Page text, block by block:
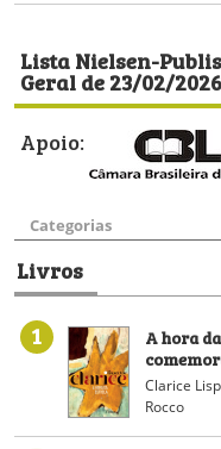
Lista Nielsen-
Geral de 23/02/
Apoio:
Categorias
Livros
1
A hora
Clarice
Rocco